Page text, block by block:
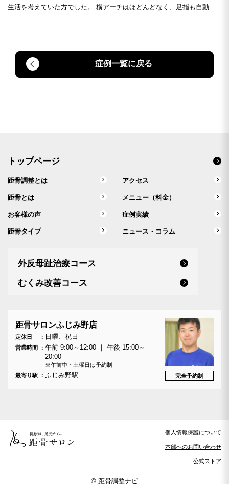
生活を考えていた方でした。 横アーチはほどんどなく、足指も自動
症例一覧に戻る
トップページ
距骨調整とは アクセス
距骨とは メニュー（料金）
お客様の声 症例実績
距骨タイプ ニュース・コラム
外反母趾治療コース
むくみ改善コース
距骨サロンふじみ野店
定休日 日曜、祝日
営業時間
午前 9:00～12:00 ｜ 午後 15:00～
20:00
※午前中・土曜日は予約制
最寄り駅
ふじみ野駅 完全予約制
個人情報保護について
本部へのお問い合わせ
公式ストア
© 距骨調整ナビ